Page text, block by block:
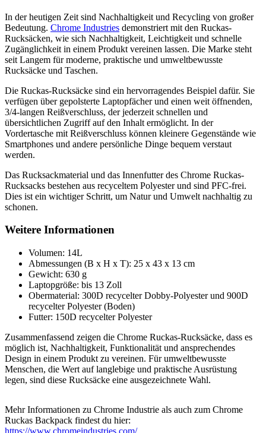
In der heutigen Zeit sind Nachhaltigkeit und Recycling von großer
Bedeutung. Chrome Industries demonstriert mit den Ruckas-
Rucksäcken, wie sich Nachhaltigkeit, Leichtigkeit und schnelle
Zugänglichkeit in einem Produkt vereinen lassen. Die Marke steht
seit Langem für moderne, praktische und umweltbewusste
Rucksäcke und Taschen.
Die Ruckas-Rucksäcke sind ein hervorragendes Beispiel dafür. Sie
verfügen über gepolsterte Laptopfächer und einen weit öffnenden,
3/4-langen Reißverschluss, der jederzeit schnellen und
übersichtlichen Zugriff auf den Inhalt ermöglicht. In der
Vordertasche mit Reißverschluss können kleinere Gegenstände wie
Smartphones und andere persönliche Dinge bequem verstaut
werden.
Das Rucksackmaterial und das Innenfutter des Chrome Ruckas-
Rucksacks bestehen aus recyceltem Polyester und sind PFC-frei.
Dies ist ein wichtiger Schritt, um Natur und Umwelt nachhaltig zu
schonen.
Weitere Informationen
Volumen: 14L
Abmessungen (B x H x T): 25 x 43 x 13 cm
Gewicht: 630 g
Laptopgröße: bis 13 Zoll
Obermaterial: 300D recycelter Dobby-Polyester und 900D
recycelter Polyester (Boden)
Futter: 150D recycelter Polyester
Zusammenfassend zeigen die Chrome Ruckas-Rucksäcke, dass es
möglich ist, Nachhaltigkeit, Funktionalität und ansprechendes
Design in einem Produkt zu vereinen. Für umweltbewusste
Menschen, die Wert auf langlebige und praktische Ausrüstung
legen, sind diese Rucksäcke eine ausgezeichnete Wahl.
Mehr Informationen zu Chrome Industrie als auch zum Chrome
Ruckas Backpack findest du hier:
https://www.chromeindustries.com/